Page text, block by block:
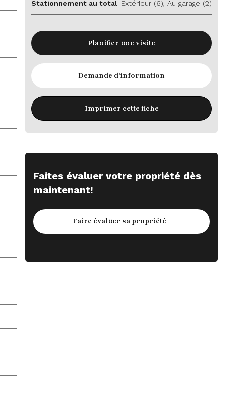
Stationnement au total Extérieur (6), Au garage (2)
Planifier une visite
Demande d'information
Imprimer cette fiche
Faites évaluer votre propriété dès
maintenant!
Faire évaluer sa propriété